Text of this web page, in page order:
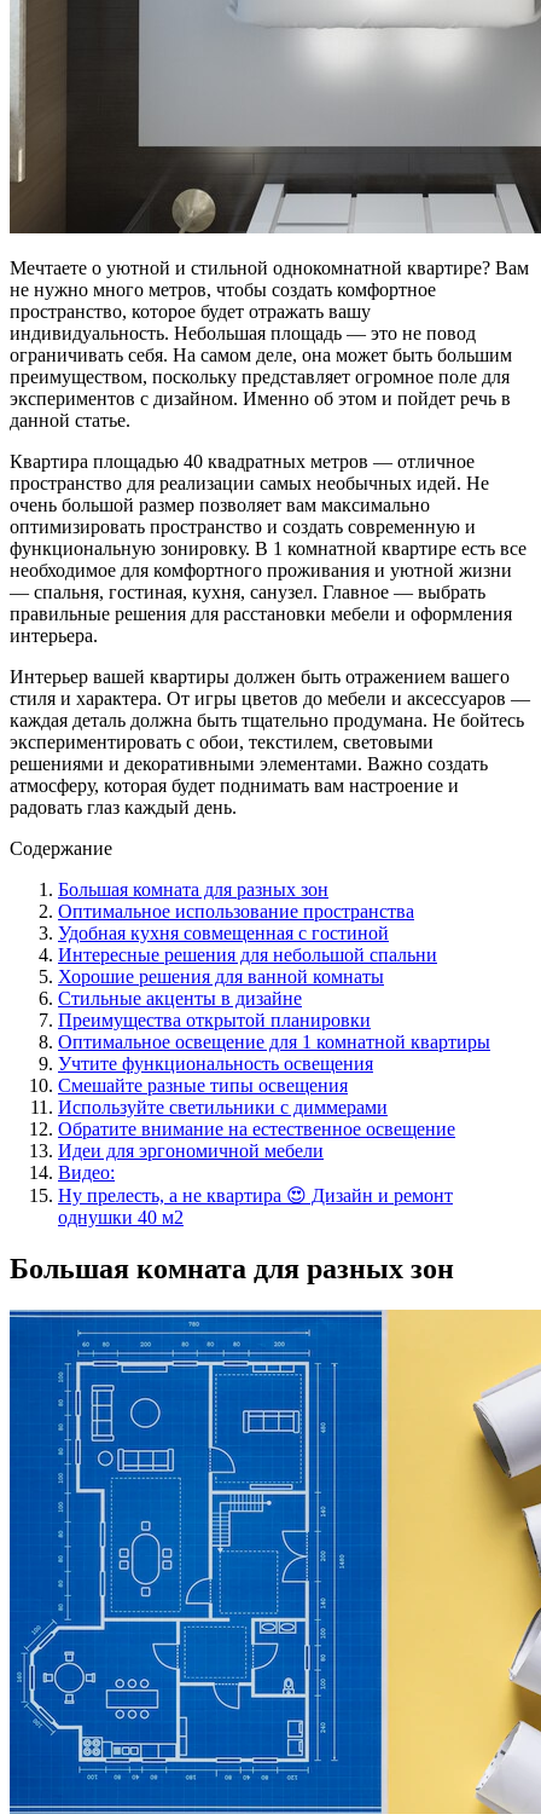
Мечтаете о уютной и стильной однокомнатной квартире? Вам
не нужно много метров, чтобы создать комфортное
пространство, которое будет отражать вашу
индивидуальность. Небольшая площадь — это не повод
ограничивать себя. На самом деле, она может быть большим
преимуществом, поскольку представляет огромное поле для
экспериментов с дизайном. Именно об этом и пойдет речь в
данной статье.
Квартира площадью 40 квадратных метров — отличное
пространство для реализации самых необычных идей. Не
очень большой размер позволяет вам максимально
оптимизировать пространство и создать современную и
функциональную зонировку. В 1 комнатной квартире есть все
необходимое для комфортного проживания и уютной жизни
— спальня, гостиная, кухня, санузел. Главное — выбрать
правильные решения для расстановки мебели и оформления
интерьера.
Интерьер вашей квартиры должен быть отражением вашего
стиля и характера. От игры цветов до мебели и аксессуаров —
каждая деталь должна быть тщательно продумана. Не бойтесь
экспериментировать с обои, текстилем, световыми
решениями и декоративными элементами. Важно создать
атмосферу, которая будет поднимать вам настроение и
радовать глаз каждый день.
Содержание
Большая комната для разных зон
Оптимальное использование пространства
Удобная кухня совмещенная с гостиной
Интересные решения для небольшой спальни
Хорошие решения для ванной комнаты
Стильные акценты в дизайне
Преимущества открытой планировки
Оптимальное освещение для 1 комнатной квартиры
Учтите функциональность освещения
Смешайте разные типы освещения
Используйте светильники с диммерами
Обратите внимание на естественное освещение
Идеи для эргономичной мебели
Видео:
Ну прелесть, а не квартира 😍 Дизайн и ремонт
однушки 40 м2
Большая комната для разных зон